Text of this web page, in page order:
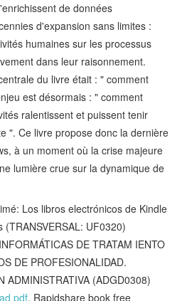
de données
d'expansion sans limites :
humaines sur les processus
dans leur raisonnement.
du livre était : " comment
est désormais : " comment
ralentissent et puissent tenir
". Ce livre propose donc la dernière
à un moment où la crise majeure
lumière crue sur la dynamique de
Los libros electrónicos de Kindle
UF0320)
DE TRATAM IENTO
DE PROFESIONALIDAD.
ADMINISTRATIVA (ADGD0308)
pdf, Rapidshare book free